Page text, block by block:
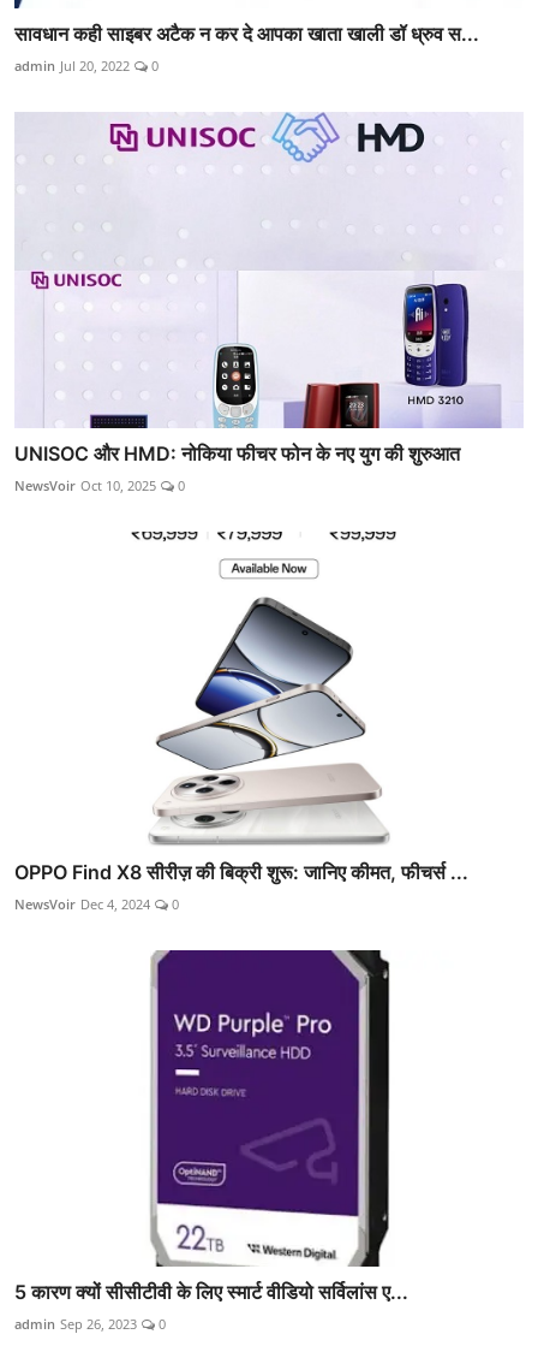
सावधान कही साइबर अटैक न कर दे आपका खाता खाली डॉ ध्रुव स...
admin Jul 20, 2022 0
UNISOC और HMD: नोकिया फीचर फोन के नए युग की शुरुआत
NewsVoir Oct 10, 2025 0
OPPO Find X8 सीरीज़ की बिक्री शुरू: जानिए कीमत, फीचर्स ...
NewsVoir Dec 4, 2024 0
5 कारण क्यों सीसीटीवी के लिए स्मार्ट वीडियो सर्विलांस ए...
admin Sep 26, 2023 0